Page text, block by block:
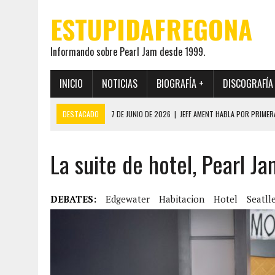
ESTUPIDAFREGONA
Informando sobre Pearl Jam desde 1999.
INICIO NOTICIAS BIOGRAFÍA +
DESTACADO 7 DE JUNIO DE 2026 | JEFF AMENT HABLA POR
19 DE MAYO DE 2026
EL ENCUENTRO ENTRE NEIL YOUNG Y PEARL
12 DE MAYO DE 2026 | PEARL JAM REAPARECEN EN OHANA 2026 EN
28 DE JULIO DE 2026
JEFF AMENT PUBLICA SINCE FOREVER, UN
La suite de hotel, Pearl
DEBATES: Edgewater Habitacion Hotel Seatlle